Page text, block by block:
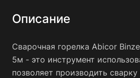
Описание
Сварочная горелка Abicor
5м - это инструмент
позволяет производить